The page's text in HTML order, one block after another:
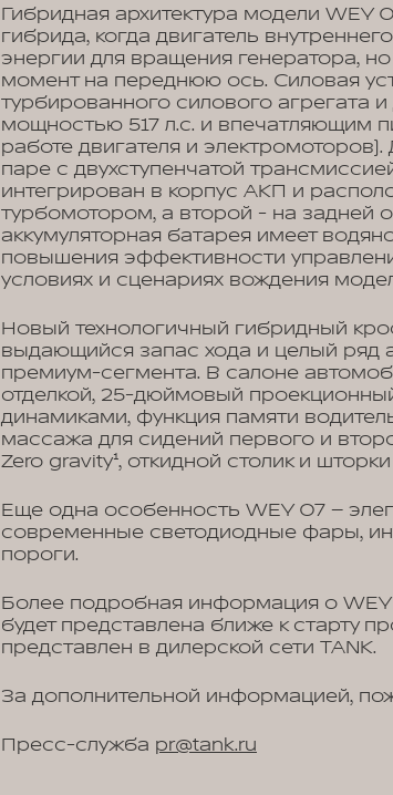
Гибридная архитектура модели WEY
гибрида, когда двигатель
энергии для вращения генератора,
момент на переднюю ось. Силовая
турбированного силового агрегата
мощностью 517 л.с. и
работе двигателя и
паре с двухступенчатой
интегрирован в корпус АКП и
турбомотором, а второй - на задней
аккумуляторная батарея имеет
повышения эффективности
условиях и сценариях вождения
Новый технологичный гибридный
выдающийся запас хода и целый ряд
премиум-сегмента. В салоне
отделкой, 25-дюймовый
динамиками, функция памяти
массажа для сидений первого и
Zero gravity¹, откидной столик и
Еще одна особенность WEY 07 –
современные светодиодные фары,
пороги.
Более подробная информация о WEY
будет представлена ближе к старту
представлен в дилерской сети TANK.
За дополнительной информацией,
Пресс-служба pr@tank.ru